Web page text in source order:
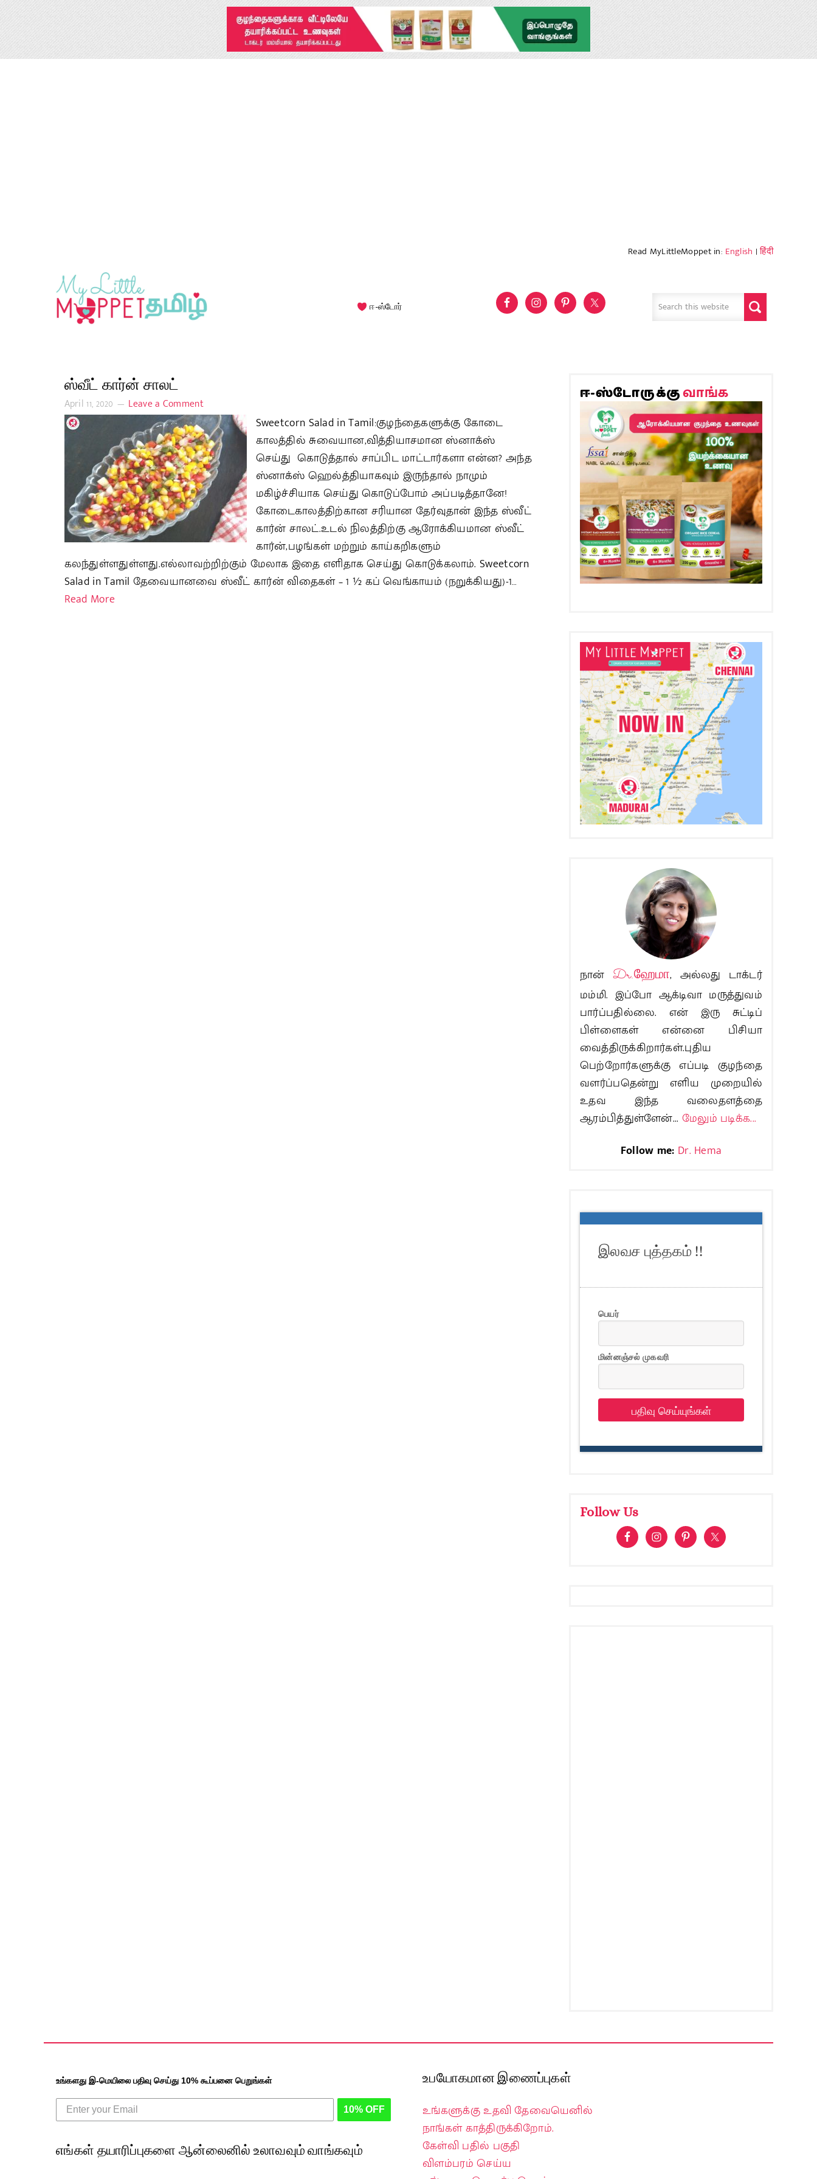
Read MyLittleMoppet in: English |हिंदी
ஈ-ஸ்டோர்
ஸ்வீட் கார்ன் சாலட்
April 11, 2020 Leave a Comment
Sweetcorn Salad in Tamil:குழந்தைகளுக்கு கோடை
காலத்தில் சுவையான,வித்தியாசமான ஸ்னாக்ஸ்
செய்து கொடுத்தால் சாப்பிட மாட்டார்களா என்ன? அந்த
ஸ்னாக்ஸ் ஹெல்த்தியாகவும் இருந்தால் நாமும்
மகிழ்ச்சியாக செய்து கொடுப்போம் அப்படித்தானே!
கோடைகாலத்திற்கான சரியான தேர்வுதான் இந்த ஸ்வீட்
கார்ன் சாலட்.உடல் நிலத்திற்கு ஆரோக்கியமான ஸ்வீட்
கார்ன்,பழங்கள் மற்றும் காய்கறிகளும்
கலந்துள்ளதுள்ளது.எல்லாவற்றிற்கும் மேலாக இதை எளிதாக செய்து கொடுக்கலாம். Sweetcorn
Salad in Tamil தேவையானவை ஸ்வீட் கார்ன் விதைகள் – 1 ½ கப் வெங்காயம் (நறுக்கியது)-1…
Read More
ஈ-ஸ்டோருக்குவாங்க
நான் Dr.ஹேமா, அல்லது டாக்டர்
மம்மி. இப்போ ஆக்டிவா மருத்துவம்
பார்ப்பதில்லை. என் இரு சுட்டிப்
பிள்ளைகள் என்னை பிசியா
வைத்திருக்கிறார்கள்.புதிய
பெற்றோர்களுக்கு எப்படி குழந்தை
வளர்ப்பதென்று எளிய முறையில்
உதவ இந்த வலைதளத்தை
ஆரம்பித்துள்ளேன்... மேலும் படிக்க...
Follow me: Dr. Hema
இலவச புத்தகம் !!
பெயர்
மின்னஞ்சல் முகவரி
பதிவு செய்யுங்கள்
Follow Us
உங்களது இ-மெயிலை பதிவு செய்து 10% கூப்பனை பெறுங்கள்
10% OFF
எங்கள் தயாரிப்புகளை ஆன்லைனில் உலாவவும் வாங்கவும்
உபயோகமான இணைப்புகள்
உங்களுக்கு உதவி தேவையெனில்
நாங்கள் காத்திருக்கிறோம்.
கேள்வி பதில் பகுதி
விளம்பரம் செய்ய